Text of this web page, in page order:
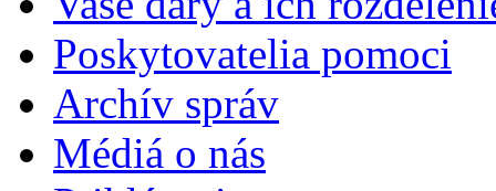
Poskytovatelia pomoci
Archív správ
Médiá o nás